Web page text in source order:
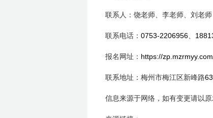
联系人：饶老师、李老师、刘老师
联系电话： 0753-2206956
报名网址： https://
联系地址：梅州市梅江区新峰路63
信息来源于网络，如有变更请以原